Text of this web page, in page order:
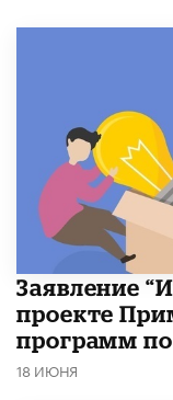
Заявление
проекте
программ
18 ИЮНЯ